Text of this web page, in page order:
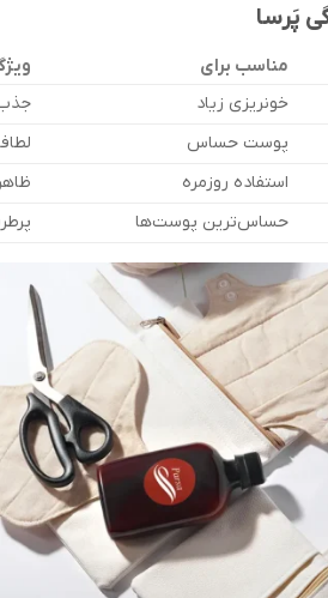
پَرسا
مناسب برای
خونریزی زیاد
جذب
پوست حساس
استفاده روزمره
حساس‌ترین پوست‌ها